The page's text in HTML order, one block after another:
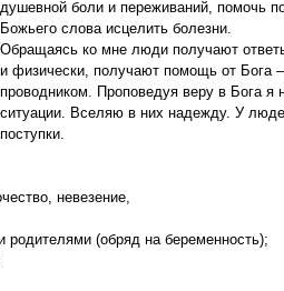
душевной боли и переживаний, помочь
Божьего слова исцелить болезни.
Обращаясь ко мне люди получают
и физически, получают помощь от
проводником. Проповедуя веру в Бога
ситуации. Вселяю в них надежду. У
поступки.
невезение,
родителями (обряд на беременность);